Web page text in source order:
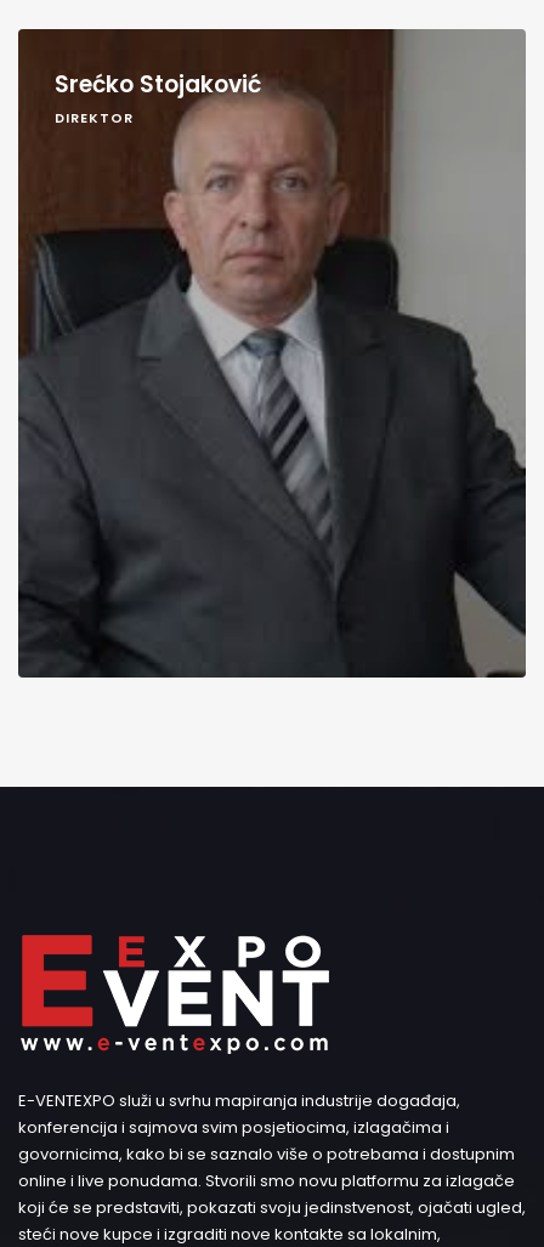
Srećko Stojaković
DIREKTOR
E-VENTEXPO služi u svrhu mapiranja industrije događaja,
konferencija i sajmova svim posjetiocima, izlagačima i
govornicima, kako bi se saznalo više o potrebama i dostupnim
online i live ponudama. Stvorili smo novu platformu za izlagače
koji će se predstaviti, pokazati svoju jedinstvenost, ojačati ugled,
steći nove kupce i izgraditi nove kontakte sa lokalnim,